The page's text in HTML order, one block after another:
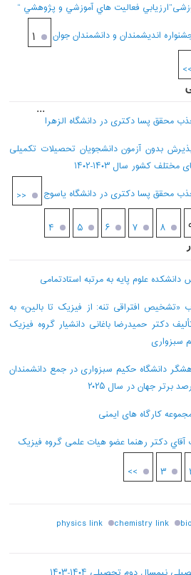
فعاليت هاي آموزشي و پژوهشي “
انديشمندان و دانشمندان جوان
۱
>>
محقق پسا دکتری در دانشگاه الزهرا
بدون آزمون دانشجویان تحصیلات تکمیلی
کشور سال ۱۴۰۳-۱۴۰۲
محقق پسا دکتری در دانشگاه یاسوج
<<
...
۴ ۵ ۶ ۷ ۸
دانشکده علوم پایه به مرتبه استادتمامی
«تشخیص افتراقی تنه: از فیزیک تا بالین» به
دکتر حمیدرضا باغانی دانشیار گروه فیزیک
سبزواری
دانشگاه حکیم سبزواری در جمع دانشمندان
کارگاه های ایمنی
دکتر رهنما عضو هیات علمی گروه فیزیک
۳ >>
chemistry link
physics link